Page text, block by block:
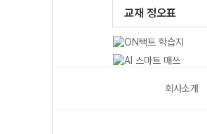
교재 정오표
회사소개